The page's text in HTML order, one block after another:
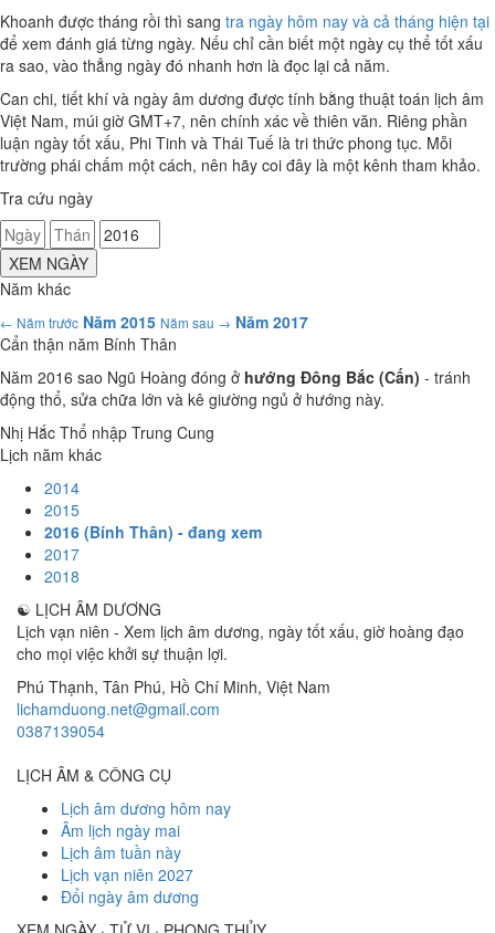
Khoanh được tháng rồi thì sang tra ngày hôm nay và cả tháng hiện tại
để xem đánh giá từng ngày. Nếu chỉ cần biết một ngày cụ thể tốt xấu
ra sao, vào thẳng ngày đó nhanh hơn là đọc lại cả năm.
Can chi, tiết khí và ngày âm dương được tính bằng thuật toán lịch âm
Việt Nam, múi giờ GMT+7, nên chính xác về thiên văn. Riêng phần
luận ngày tốt xấu, Phi Tinh và Thái Tuế là tri thức phong tục. Mỗi
trường phái chấm một cách, nên hãy coi đây là một kênh tham khảo.
Tra cứu ngày
XEM NGÀY
Năm khác
← Năm trước Năm 2015 Năm sau → Năm 2017
Cẩn thận năm Bính Thân
Năm 2016 sao Ngũ Hoàng đóng ở hướng Đông Bắc (Cấn) - tránh
động thổ, sửa chữa lớn và kê giường ngủ ở hướng này.
Nhị Hắc Thổ nhập Trung Cung
Lịch năm khác
2014
2015
2016 (Bính Thân) - đang xem
2017
2018
☯ LỊCH ÂM DƯƠNG
Lịch vạn niên - Xem lịch âm dương, ngày tốt xấu, giờ hoàng đạo
cho mọi việc khởi sự thuận lợi.
Phú Thạnh, Tân Phú, Hồ Chí Minh, Việt Nam
lichamduong.net@gmail.com
0387139054
LỊCH ÂM & CÔNG CỤ
Lịch âm dương hôm nay
Âm lịch ngày mai
Lịch âm tuần này
Lịch vạn niên 2027
Đổi ngày âm dương